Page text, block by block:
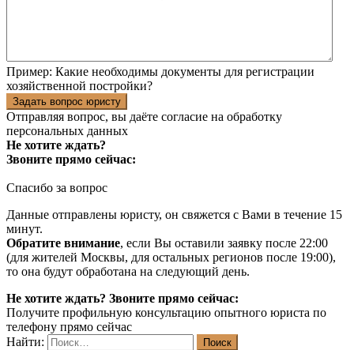
Пример: Какие необходимы документы для регистрации
хозяйственной постройки?
Задать вопрос юристу
Отправляя вопрос, вы даёте согласие на обработку
персональных данных
Не хотите ждать?
Звоните прямо сейчас:
Спасибо за вопрос
Данные отправлены юристу, он свяжется с Вами в течение 15
минут.
Обратите внимание, если Вы оставили заявку после 22:00
(для жителей Москвы, для остальных регионов после 19:00),
то она будут обработана на следующий день.
Не хотите ждать? Звоните прямо сейчас:
Получите профильную консультацию опытного юриста по
телефону прямо сейчас
Найти: